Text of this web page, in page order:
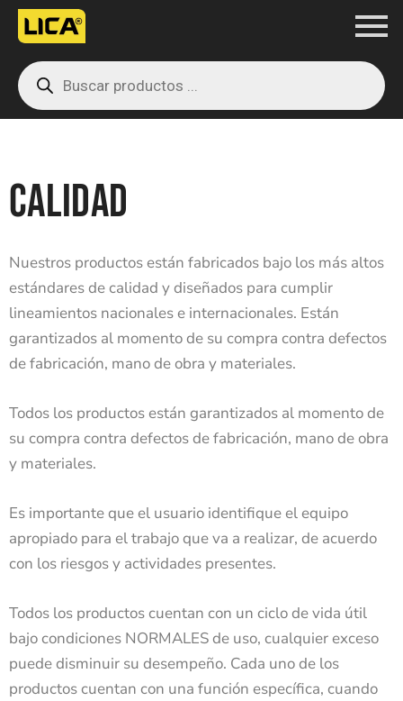
contenido
Products
search
CALIDAD
Nuestros productos están fabricados bajo los más altos
estándares de calidad y diseñados para cumplir
lineamientos nacionales e internacionales. Están
garantizados al momento de su compra contra defectos
de fabricación, mano de obra y materiales.
Todos los productos están garantizados al momento de
su compra contra defectos de fabricación, mano de obra
y materiales.
Es importante que el usuario identifique el equipo
apropiado para el trabajo que va a realizar, de acuerdo
con los riesgos y actividades presentes.
Todos los productos cuentan con un ciclo de vida útil
bajo condiciones NORMALES de uso, cualquier exceso
puede disminuir su desempeño. Cada uno de los
productos cuentan con una función específica, cuando